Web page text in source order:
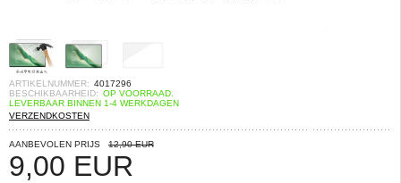
ARTIKELNUMMER: 4017296
BESCHIKBAARHEID: OP VOORRAAD.
LEVERBAAR BINNEN 1-4 WERKDAGEN
VERZENDKOSTEN
AANBEVOLEN PRIJS 12,90 EUR
9,00 EUR